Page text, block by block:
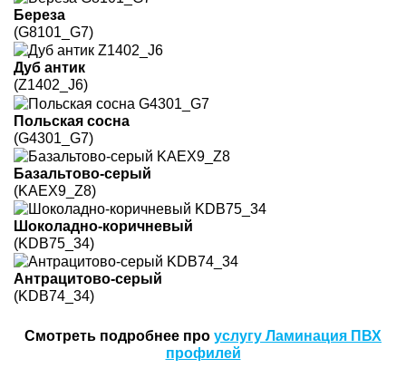
Береза
(G8101_G7)
Дуб антик
(Z1402_J6)
Польская сосна
(G4301_G7)
Базальтово-серый
(KAEX9_Z8)
Шоколадно-коричневый
(KDB75_34)
Антрацитово-серый
(KDB74_34)
Смотреть подробнее про услугу Ламинация ПВХ
профилей